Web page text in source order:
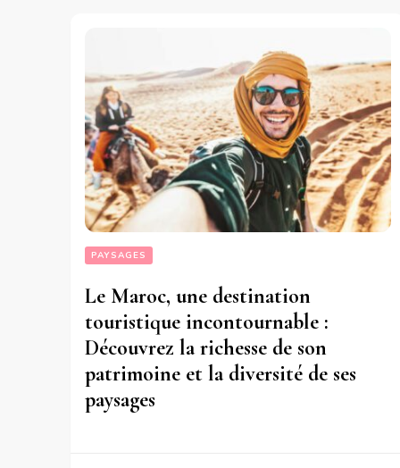
PAYSAGES
Le Maroc, une destination
touristique incontournable :
Découvrez la richesse de son
patrimoine et la diversité de ses
paysages